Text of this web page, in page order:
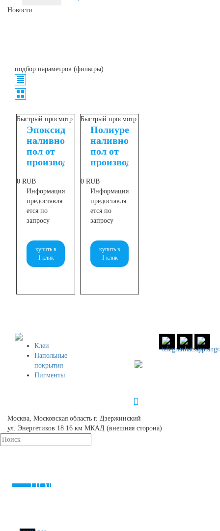
Новости
подбор параметров (фильтры)
Быстрый просмотр
Эпоксидный
наливной
пол от
производителя
Polymers
0 RUB
Информация
предоставля
ется по
запросу
купить в
1 клик
Быстрый просмотр
Полиуретановый
наливной
пол от
производителя
Polymers
0 RUB
Информация
предоставля
ется по
запросу
купить в
1 клик
Клеи
Напольные
покрытия
Пигменты
Москва, Московская область г. Дзержинский
ул. Энергетиков 18 16 км МКАД (внешняя сторона)
ПОЛИТИКА В ОТНОШЕНИИ